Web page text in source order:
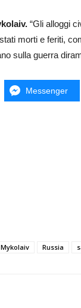
“Gli alloggi
morti e feriti,
sulla guerra
Messenger
Mykolaiv Russia